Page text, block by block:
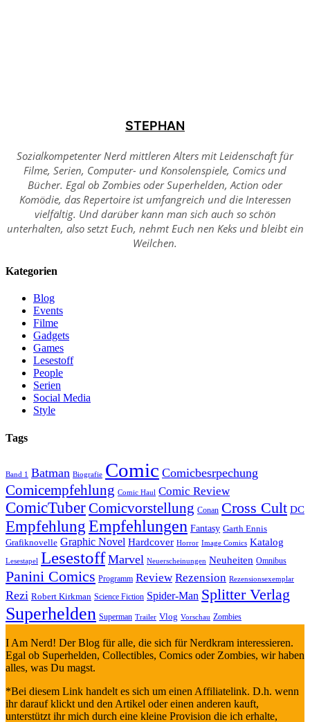
STEPHAN
Sozialkompetenter Nerd mittleren Alters mit Leidenschaft für
Filme, Serien, Computer- und Konsolenspiele, Comics und
Bücher. Egal ob Zombies oder Superhelden, Action oder
Komödie, das Repertoire ist umfangreich und die Interessen
vielfältig. Und darüber kann man sich auch so schön
unterhalten, also setzt Euch, nehmt Euch nen Keks und bleibt ein
Weilchen.
Kategorien
Blog
Events
Filme
Gadgets
Games
Lesestoff
People
Serien
Social Media
Style
Tags
Band 1 Batman Biografie Comic Comicbesrpechung
Comicempfehlung Comic Haul Comic Review
ComicTuberComicvorstellung Conan Cross Cult DC
Empfehlung Empfehlungen Fantasy Garth Ennis
Grafiknovelle Graphic Novel Hardcover Horror Image Comics Katalog
Lesestapel Lesestoff Marvel Neuerscheinungen Neuheiten Omnibus
Panini Comics Programm Review Rezension Rezensionsexemplar
Rezi Robert Kirkman Science Fiction Spider-Man Splitter Verlag
Superhelden Superman Trailer Vlog Vorschau Zombies
I Am Nerd! Der Blog für alle, die sich für Nerdkram interessieren.
Egal ob Superhelden, Collectibles, Comics oder Zombies, wir haben
alles, was Du magst.
*Bei diesem Link handelt es sich um einen Affiliatelink. D.h. wenn
ihr darauf klickt und den Artikel oder einen anderen kauft,
unterstützt ihr mich durch eine kleine Provision die ich erhalte,